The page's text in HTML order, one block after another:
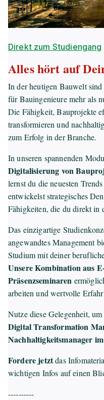
Direkt zum Studiengang
Alles hört auf
In der heutigen Bauwelt
für Bauingenieure mehr als
Die Fähigkeit, Bauprojekte
transformieren und
zum Erfolg in der Branche.
In unseren spannenden
Digitalisierung von
lernst du die neuesten
entwickelst strategisches
Fähigkeiten, die du direkt in
Das einzigartige
angewandtes Management
Studium mit deiner
Unsere Kombination aus
Präsenzseminaren
arbeiten und wertvolle
Nutze diese Gelegenheit,
Digital Transformation
Nachhaltigkeitsmanager
Fordere jetztdas
wichtigen Infos auf einen
----------